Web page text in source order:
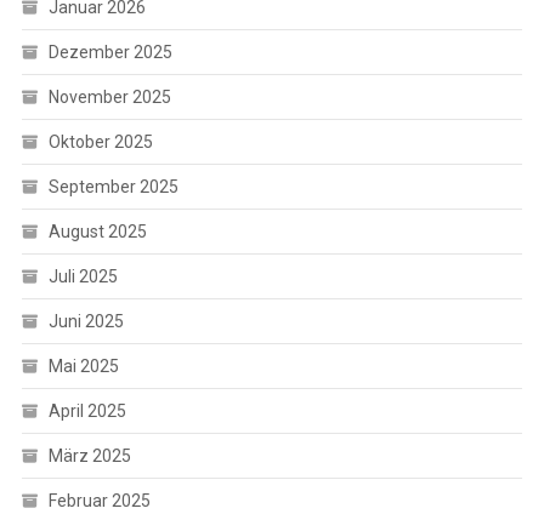
Januar 2026
Dezember 2025
November 2025
Oktober 2025
September 2025
August 2025
Juli 2025
Juni 2025
Mai 2025
April 2025
März 2025
Februar 2025